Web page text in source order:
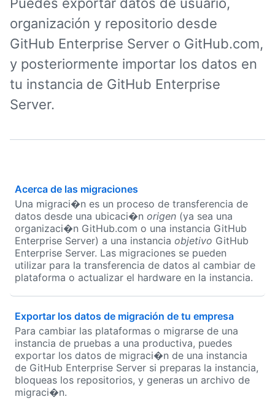
organización y repositorio desde
GitHub Enterprise Server o GitHub.com,
y posteriormente importar los datos en
tu instancia de GitHub Enterprise
Server.
Acerca de las migraciones
Una migraci�n es un proceso de transferencia de
datos desde una ubicaci�n origen (ya sea una
organizaci�n GitHub.com o una instancia GitHub
Enterprise Server) a una instancia objetivo GitHub
Enterprise Server. Las migraciones se pueden
utilizar para la transferencia de datos al cambiar de
plataforma o actualizar el hardware en la instancia.
Exportar los datos de migración de tu empresa
Para cambiar las plataformas o migrarse de una
instancia de pruebas a una productiva, puedes
exportar los datos de migraci�n de una instancia
de GitHub Enterprise Server si preparas la instancia,
bloqueas los repositorios, y generas un archivo de
migraci�n.